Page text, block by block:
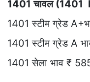
1401 चावल (1401
1401 स्टीम ग्रेड
1401 स्टीम ग्रेड A
1401 सेला भाव ₹